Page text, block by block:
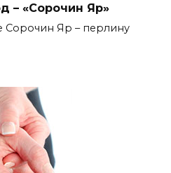
– «Сорочин Яр»
Сорочин Яр – перлину